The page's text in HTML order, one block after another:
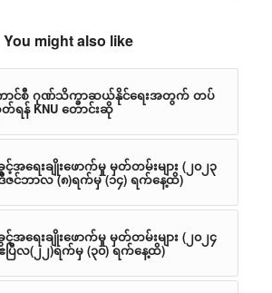
You might also like
ာင်စီ ဂုဏ်သိက္ခာဆယ်နိုင်ရေးအတွက် တပ်
တ်ရန် KNU တောင်းဆို
ရေးချိုးဖောက်မှု မှတ်တမ်းများ (၂၀၂၃
ဒီဇင်ဘာလ (၈)ရက်မှ (၁၄) ရက်နေ့ထိ)
ရေးချိုးဖောက်မှု မှတ်တမ်းများ (၂၀၂၄
ပြီလ(၂၂)ရက်မှ (၃၀) ရက်နေ့ထိ)